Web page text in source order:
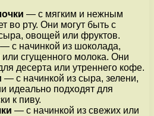
— с мягким и нежным
во рту. Они могут быть с
овощей или фруктов.
— с начинкой из шоколада,
сгущенного молока. Они
десерта или утреннего кофе.
— с начинкой из сыра, зелени,
идеально подходят для
к пиву.
— с начинкой из свежих или